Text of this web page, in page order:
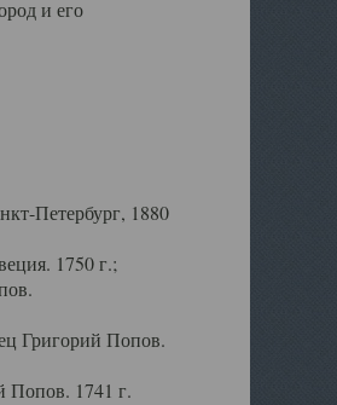
и его
Петербург, 1880
1750 г.;
Григорий Попов.
Попов. 1741 г.